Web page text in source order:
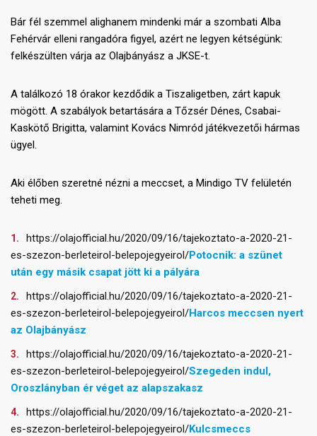
Bár fél szemmel alighanem mindenki már a szombati Alba
Fehérvár elleni rangadóra figyel, azért ne legyen kétségünk:
felkészülten várja az Olajbányász a JKSE-t.
A találkozó 18 órakor kezdődik a Tiszaligetben, zárt kapuk
mögött. A szabályok betartására a Tőzsér Dénes, Csabai-
Kaskötő Brigitta, valamint Kovács Nimród játékvezetői hármas
ügyel.
Aki élőben szeretné nézni a meccset, a Mindigo TV felületén
teheti meg.
https://olajofficial.hu/2020/09/16/tajekoztato-a-2020-21-
es-szezon-berleteirol-belepojegyeirol/Potocnik: a szünet
után egy másik csapat jött ki a pályára
https://olajofficial.hu/2020/09/16/tajekoztato-a-2020-21-
es-szezon-berleteirol-belepojegyeirol/Harcos meccsen nyert
az Olajbányász
https://olajofficial.hu/2020/09/16/tajekoztato-a-2020-21-
es-szezon-berleteirol-belepojegyeirol/Szegeden indul,
Oroszlányban ér véget az alapszakasz
https://olajofficial.hu/2020/09/16/tajekoztato-a-2020-21-
es-szezon-berleteirol-belepojegyeirol/Kulcsmeccs